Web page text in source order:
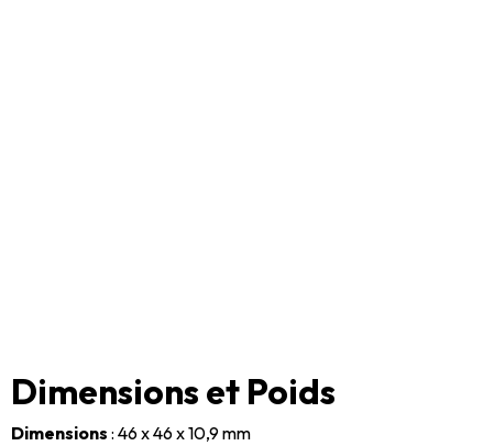
Dimensions et Poids
Dimensions : 46 x 46 x 10,9 mm